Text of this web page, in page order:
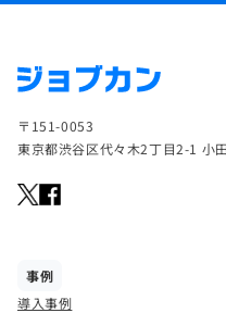
〒151-0053
東京都渋谷区代々木2丁目2-1 小
事例
導入事例